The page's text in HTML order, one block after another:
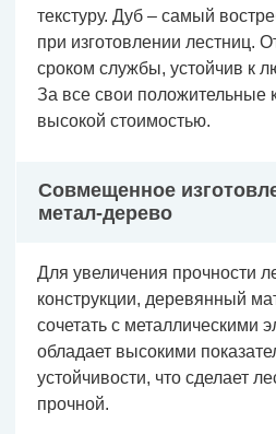
текстуру. Дуб – самый
при изготовлении лестниц.
сроком службы, устойчив к
За все свои положительные
высокой стоимостью.
Совмещенное
метал-дерево
Для увеличения прочности
конструкции, деревянный
сочетать с металлическими
обладает высокими
устойчивости, что сделает
прочной.